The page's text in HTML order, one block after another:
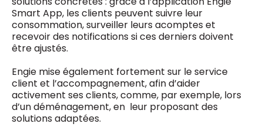
Smart App, les clients peuvent suivre leur
consommation, surveiller leurs acomptes et
recevoir des notifications si ces derniers doivent
être ajustés.
Engie mise également fortement sur le service
client et l’accompagnement, afin d’aider
activement ses clients, comme, par exemple, lors
d’un déménagement, en ​ leur proposant des
solutions adaptées.
4 x year
MM Magazine
(digital)